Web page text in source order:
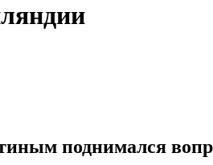
поднимался